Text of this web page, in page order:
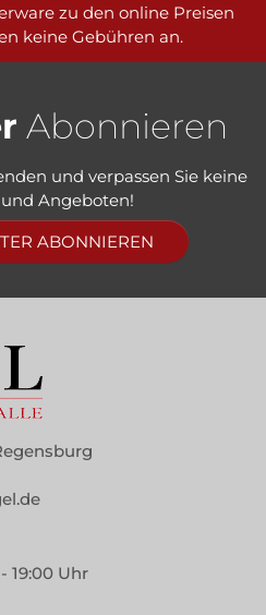
zu den online Preisen
keine Gebühren an.
Abonnieren
und verpassen Sie keine
Angeboten!
ABONNIEREN
19:00 Uhr